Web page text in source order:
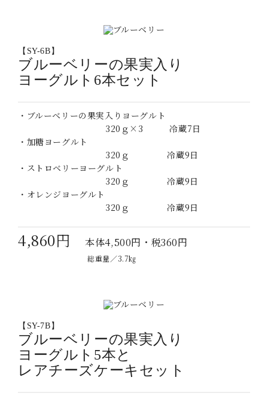
【SY-6B】
ブルーベリーの果実入り
ヨーグルト6本セット
・ブルーベリーの果実入りヨーグルト
320ｇ×3 冷蔵7日
・加糖ヨーグルト
320ｇ 冷蔵9日
・ストロベリーヨーグルト
320ｇ 冷蔵9日
・オレンジヨーグルト
320ｇ 冷蔵9日
4,860円本体4,500円・税360円
総重量／3.7㎏
【SY-7B】
ブルーベリーの果実入り
ヨーグルト5本と
レアチーズケーキセット